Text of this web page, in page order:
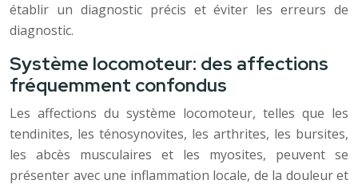
établir un diagnostic précis et éviter les erreurs de
diagnostic.
Système locomoteur: des affections
fréquemment confondus
Les affections du système locomoteur, telles que les
tendinites, les ténosynovites, les arthrites, les bursites,
les abcès musculaires et les myosites, peuvent se
présenter avec une inflammation locale, de la douleur et